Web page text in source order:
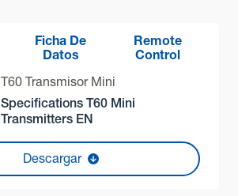
T60 Transmisor Mini
Specifications T60 Mini
Transmitters EN
Ficha De
Datos
Remote
Control
Descargar